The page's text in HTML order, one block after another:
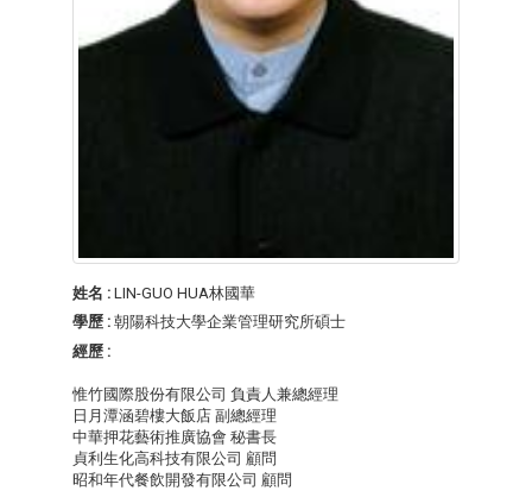
姓名 : LIN-GUO HUA林國華
學歷 : 朝陽科技大學企業管理研究所碩士
經歷 :
惟竹國際股份有限公司 負責人兼總經理
日月潭涵碧樓大飯店 副總經理
中華押花藝術推廣協會 秘書長
貞利生化高科技有限公司 顧問
昭和年代餐飲開發有限公司 顧問